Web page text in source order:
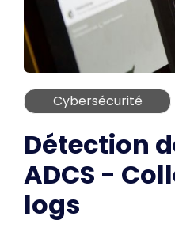
Cybersécurité
Détection
ADCS -
logs